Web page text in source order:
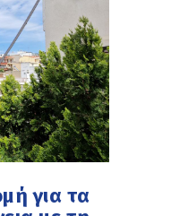
για τα